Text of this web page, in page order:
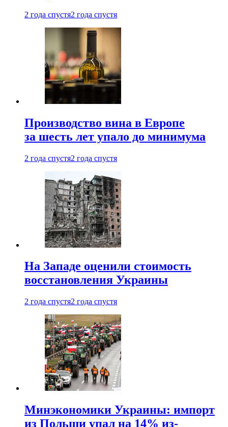
2 года спустя2 года спустя
Производство вина в Европе
за шесть лет упало до минимума
2 года спустя2 года спустя
На Западе оценили стоимость
восстановления Украины
2 года спустя2 года спустя
Минэкономики Украины: импорт
из Польши упал на 14% из-